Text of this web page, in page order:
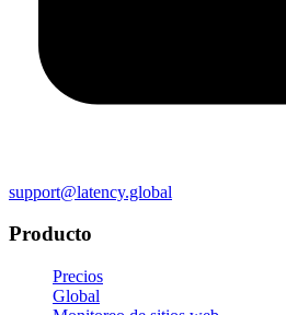
support@latency.global
Producto
Precios
Global